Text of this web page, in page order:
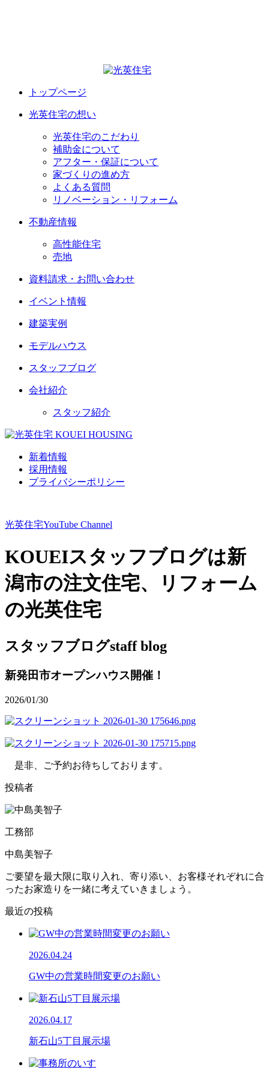
トップページ
光英住宅の想い
光英住宅のこだわり
補助金について
アフター・保証について
家づくりの進め方
よくある質問
リノベーション・リフォーム
不動産情報
高性能住宅
売地
資料請求・お問い合わせ
イベント情報
建築実例
モデルハウス
スタッフブログ
会社紹介
スタッフ紹介
新着情報
採用情報
プライバシーポリシー
光英住宅YouTube Channel
KOUEIスタッフブログは新
潟市の注文住宅、リフォーム
の光英住宅
スタッフブログstaff blog
新発田市オープンハウス開催！
2026/01/30
是非、ご予約お待ちしております。
投稿者
工務部
中島美智子
ご要望を最大限に取り入れ、寄り添い、お客様それぞれに合
ったお家造りを一緒に考えていきましょう。
最近の投稿
2026.04.24
GW中の営業時間変更のお願い
2026.04.17
新石山5丁目展示場